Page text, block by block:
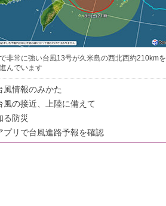
非常に強い台風13号が久米島の西北西約210kmを
んでいます
風情報のみかた
風の接近、上陸に備えて
る防災
プリで台風進路予報を確認